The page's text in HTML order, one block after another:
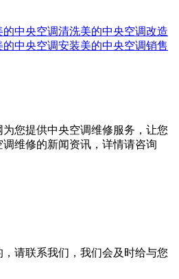
的中央空调清洗美的中央空调改造
的中央空调安装美的中央空调销售
您提供中央空调维修服务，让您
维修的新闻资讯，详情请咨询
请联系我们，我们会及时给与您